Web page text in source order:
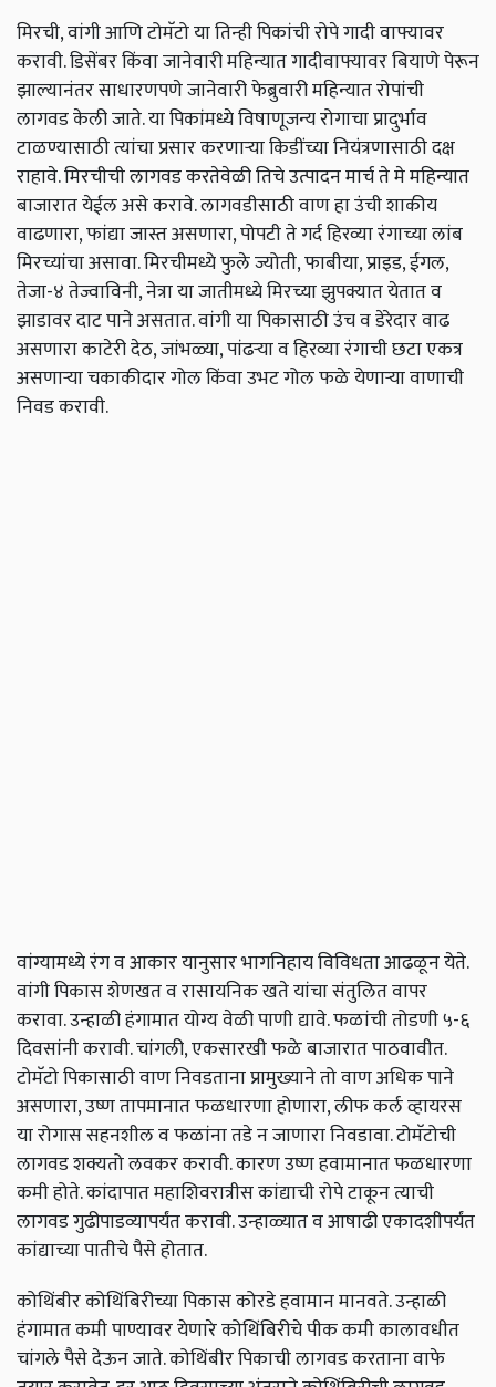
मिरची, वांगी आणि टोमॅटो या तिन्ही पिकांची रोपे गादी वाफ्यावर
करावी. डिसेंबर किंवा जानेवारी महिन्यात गादीवाफ्यावर बियाणे पेरून
झाल्यानंतर साधारणपणे जानेवारी फेब्रुवारी महिन्यात रोपांची
लागवड केली जाते. या पिकांमध्ये विषाणूजन्य रोगाचा प्रादुर्भाव
टाळण्यासाठी त्यांचा प्रसार करणाऱ्या किडींच्या नियंत्रणासाठी दक्ष
राहावे. मिरचीची लागवड करतेवेळी तिचे उत्पादन मार्च ते मे महिन्यात
बाजारात येईल असे करावे. लागवडीसाठी वाण हा उंची शाकीय
वाढणारा, फांद्या जास्त असणारा, पोपटी ते गर्द हिरव्या रंगाच्या लांब
मिरच्यांचा असावा. मिरचीमध्ये फुले ज्योती, फाबीया, प्राइड, ईगल,
तेजा-४ तेज्वाविनी, नेत्रा या जातीमध्ये मिरच्या झुपक्यात येतात व
झाडावर दाट पाने असतात. वांगी या पिकासाठी उंच व डेरेदार वाढ
असणारा काटेरी देठ, जांभळ्या, पांढऱ्या व हिरव्या रंगाची छटा एकत्र
असणाऱ्या चकाकीदार गोल किंवा उभट गोल फळे येणाऱ्या वाणाची
निवड करावी.
वांग्यामध्ये रंग व आकार यानुसार भागनिहाय विविधता आढळून येते.
वांगी पिकास शेणखत व रासायनिक खते यांचा संतुलित वापर
करावा. उन्हाळी हंगामात योग्य वेळी पाणी द्यावे. फळांची तोडणी ५-६
दिवसांनी करावी. चांगली, एकसारखी फळे बाजारात पाठवावीत.
टोमॅटो पिकासाठी वाण निवडताना प्रामुख्याने तो वाण अधिक पाने
असणारा, उष्ण तापमानात फळधारणा होणारा, लीफ कर्ल व्हायरस
या रोगास सहनशील व फळांना तडे न जाणारा निवडावा. टोमॅटोची
लागवड शक्यतो लवकर करावी. कारण उष्ण हवामानात फळधारणा
कमी होते. कांदापात महाशिवरात्रीस कांद्याची रोपे टाकून त्याची
लागवड गुढीपाडव्यापर्यंत करावी. उन्हाळ्यात व आषाढी एकादशीपर्यंत
कांद्याच्या पातीचे पैसे होतात.
कोथिंबीर कोथिंबिरीच्या पिकास कोरडे हवामान मानवते. उन्हाळी
हंगामात कमी पाण्यावर येणारे कोथिंबिरीचे पीक कमी कालावधीत
चांगले पैसे देऊन जाते. कोथिंबीर पिकाची लागवड करताना वाफे